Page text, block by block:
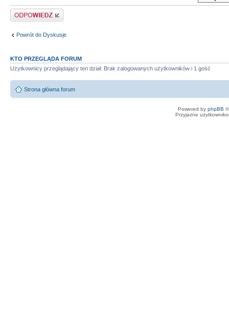
Odpowiedz
Powrót do Dyskusje
KTO PRZEGLĄDA FORUM
Użytkownicy przeglądający ten dział: Brak zalogowanych użytkowników i 1 gość
Strona główna forum
Powered by phpBB
Przyjazne